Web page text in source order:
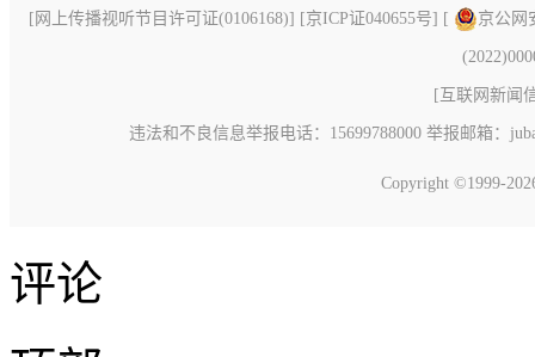
[ 网上传播视听节目许可证(0106168)] [京ICP证040655号] [ 京公网
[ 互联网新闻
违法和不良信息举报电话：15699788000 举报邮箱：
Copyright ©1999-
评论